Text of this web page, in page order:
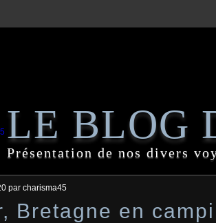
LE BLOG
Présentation de nos divers
par charisma45
Bretagne en